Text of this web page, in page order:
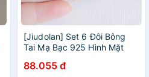
[Jiudolan] Set 6 Đôi Bông
Tai Mạ Bạc 925 Hình Mặt
Thời Trang Mùa Hè Dành
88.055 đ